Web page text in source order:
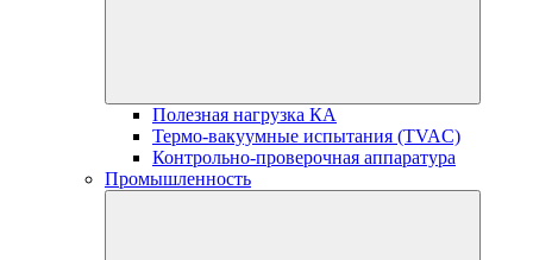
Полезная нагрузка КА
Термо-вакуумные испытания (TVAC)
Контрольно-проверочная аппаратура
Промышленность